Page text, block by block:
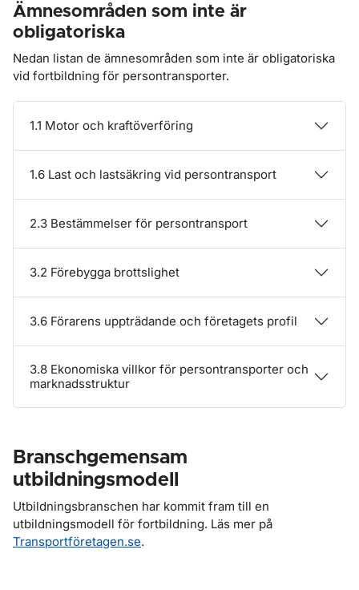
Ämnesområden som inte är
obligatoriska
Nedan listan de ämnesområden som inte är obligatoriska
vid fortbildning för persontransporter.
1.1 Motor och kraftöverföring
1.6 Last och lastsäkring vid persontransport
2.3 Bestämmelser för persontransport
3.2 Förebygga brottslighet
3.6 Förarens uppträdande och företagets profil
3.8 Ekonomiska villkor för persontransporter och
marknadsstruktur
Branschgemensam
utbildningsmodell
Utbildningsbranschen har kommit fram till en
utbildningsmodell för fortbildning. Läs mer på
Transportföretagen.se.